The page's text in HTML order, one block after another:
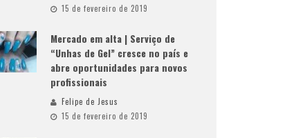
15 de fevereiro de 2019
Mercado em alta | Serviço de
“Unhas de Gel” cresce no país e
abre oportunidades para novos
profissionais
Felipe de Jesus
15 de fevereiro de 2019